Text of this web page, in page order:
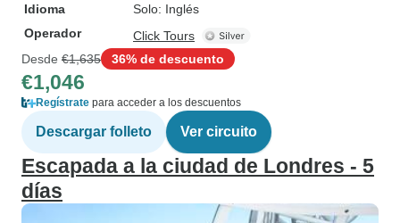
Idioma
Solo: Inglés
Operador
Click Tours
Desde €1,635 36% de descuento
€1,046
Regístrate para acceder a los descuentos
Descargar folleto Ver circuito
Escapada a la ciudad de Londres - 5
días